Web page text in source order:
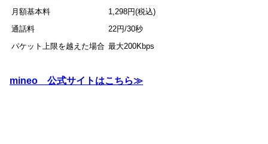
月額基本料
1,298円(税込)
通話料
22円/30秒
パケット上限を越えた場合 最大200Kbps
mineo 公式サイトはこちら≫